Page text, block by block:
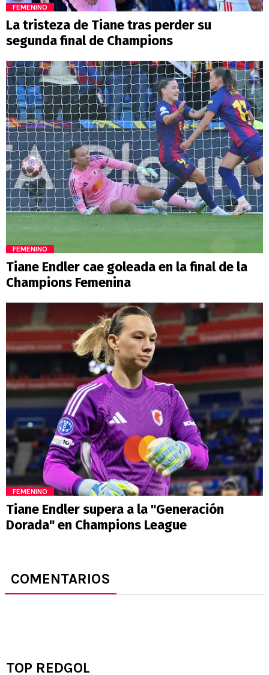
FEMENINO
La tristeza de Tiane tras perder su
segunda final de Champions
FEMENINO
Tiane Endler cae goleada en la final de la
Champions Femenina
FEMENINO
Tiane Endler supera a la "Generación
Dorada" en Champions League
COMENTARIOS
TOP REDGOL